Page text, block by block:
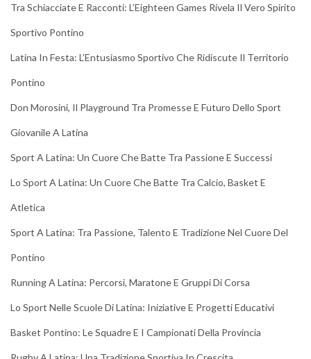
Tra Schiacciate E Racconti: L’Eighteen Games Rivela Il Vero Spirito
Sportivo Pontino
Latina In Festa: L’Entusiasmo Sportivo Che Ridiscute Il Territorio
Pontino
Don Morosini, Il Playground Tra Promesse E Futuro Dello Sport
Giovanile A Latina
Sport A Latina: Un Cuore Che Batte Tra Passione E Successi
Lo Sport A Latina: Un Cuore Che Batte Tra Calcio, Basket E
Atletica
Sport A Latina: Tra Passione, Talento E Tradizione Nel Cuore Del
Pontino
Running A Latina: Percorsi, Maratone E Gruppi Di Corsa
Lo Sport Nelle Scuole Di Latina: Iniziative E Progetti Educativi
Basket Pontino: Le Squadre E I Campionati Della Provincia